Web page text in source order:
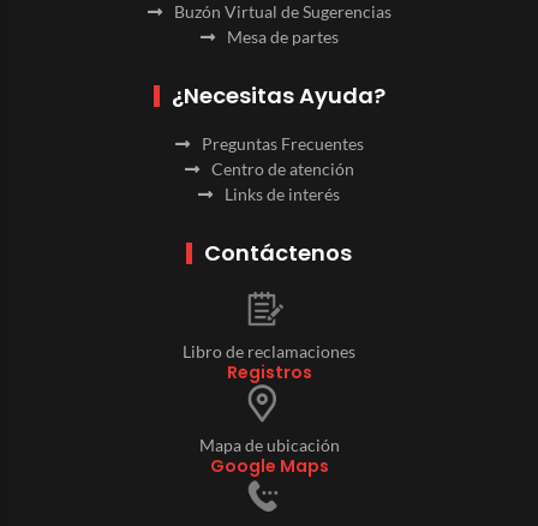
Buzón Virtual de Sugerencias
Mesa de partes
¿Necesitas Ayuda?
Preguntas Frecuentes
Centro de atención
Links de interés
Contáctenos
Libro de reclamaciones
Registros
Mapa de ubicación
Google Maps